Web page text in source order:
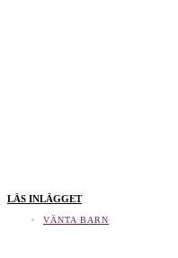
LÄS INLÄGGET
VÄNTA BARN